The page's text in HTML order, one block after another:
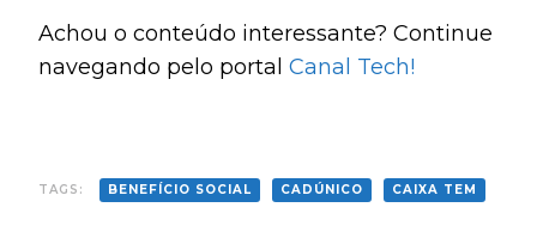
Achou o conteúdo interessante? Continue
navegando pelo portal Canal Tech!
TAGS: BENEFÍCIO SOCIAL CADÚNICO CAIXA TEM